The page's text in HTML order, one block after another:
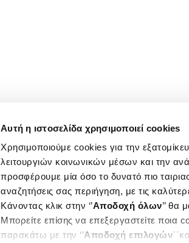
Αυτή η ιστοσελίδα χρησιμοποιεί cookies
Χρησιμοποιούμε cookies για την
λειτουργιών κοινωνικών μέσων και την
προσφέρουμε μία όσο το δυνατό πιο
αναζητήσεις σας περιήγηση, με τις
Κάνοντας κλικ στην ‘’Αποδοχή όλων’’ θα
Μπορείτε επίσης να επεξεργαστείτε ποια
παρακάτω με την ‘’Αποδοχή επιλογών